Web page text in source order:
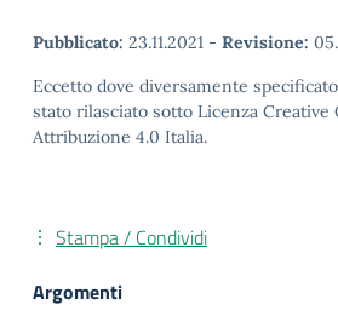
Pubblicato: 23.11.2021 - Revisione:
Eccetto dove diversamente
stato rilasciato sotto Licenza Creative
Attribuzione 4.0 Italia.
Stampa / Condividi
Argomenti